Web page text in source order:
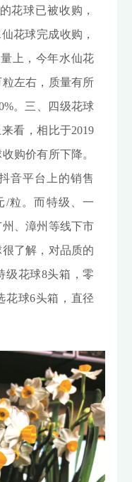
花球已被收购，
花球完成收购，
上，今年水仙花
左右，质量有所
。三、四级花球
看，相比于2019
购价有所下降。
音平台上的销售
/粒。而特级、一
、漳州等线下市
了解，对品质的
级花球8头箱，零
花球6头箱，直径